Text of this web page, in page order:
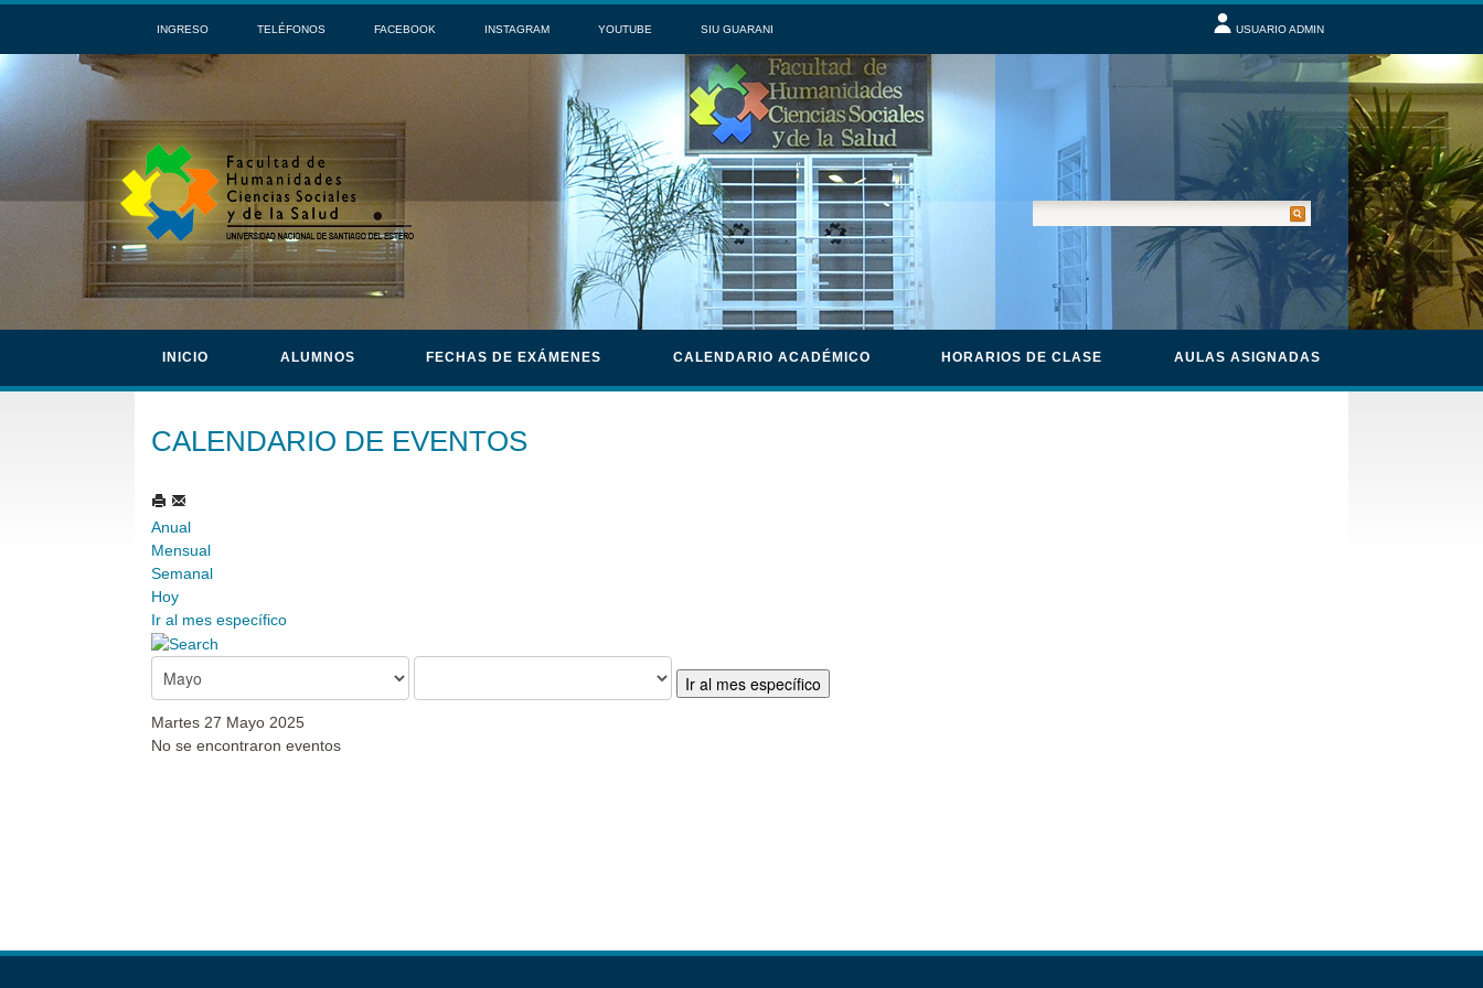
INGRESO TELÉFONOS FACEBOOK INSTAGRAM YOUTUBE SIU GUARANI USUARIO ADMIN
INICIO ALUMNOS FECHAS DE EXÁMENES CALENDARIO ACADÉMICO HORARIOS DE CLASE AULAS ASIGNADAS
CALENDARIO DE EVENTOS
Anual
Mensual
Semanal
Hoy
Ir al mes específico
Ir al mes específico
Martes 27 Mayo 2025
No se encontraron eventos